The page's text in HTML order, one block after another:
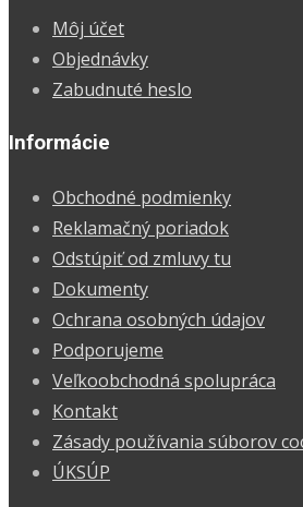
Môj účet
Objednávky
Zabudnuté heslo
Informácie
Obchodné podmienky
Reklamačný poriadok
Odstúpiť od zmluvy tu
Dokumenty
Ochrana osobných údajov
Podporujeme
Veľkoobchodná spolupráca
Kontakt
Zásady používania súborov
ÚKSÚP